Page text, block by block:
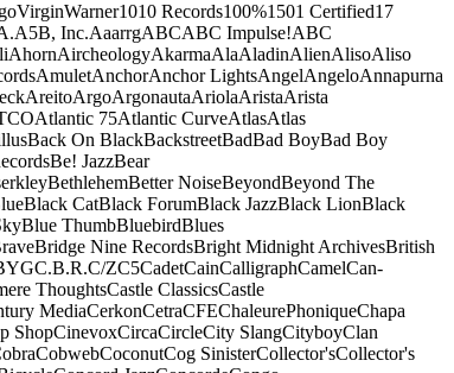
VirginWarner1010 Records100%1501 Certified17
A5B, Inc.AaarrgABCABC Impulse!ABC
AhornAircheologyAkarmaAlaAladinAlienAlisoAliso
AmuletAnchorAnchor LightsAngelAngeloAnnapurna
AreitoArgoArgonautaAriolaAristaArista
Atlantic 75Atlantic CurveAtlasAtlas
Back On BlackBackstreetBadBad BoyBad Boy
Be! JazzBear
BethlehemBetter NoiseBeyondBeyond The
Black CatBlack ForumBlack JazzBlack LionBlack
Blue ThumbBluebirdBlues
Bridge Nine RecordsBright Midnight ArchivesBritish
C.B.R.C/ZC5CadetCainCalligraphCamelCan-
ThoughtsCastle ClassicsCastle
MediaCerkonCetraCFEChaleurePhoniqueChapa
ShopCinevoxCircaCircleCity SlangCityboyClan
CobwebCoconutCog SinisterCollector'sCollector's